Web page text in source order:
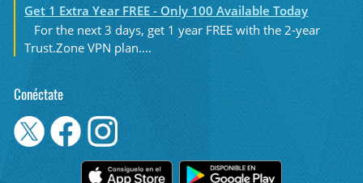
Get 1 Extra Year FREE - Only 100 Available Today
For the next 3 days, get 1 year FREE with the 2-year
Trust.Zone VPN plan....
Conéctate